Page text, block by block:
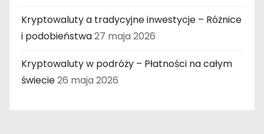
Kryptowaluty a tradycyjne inwestycje – Różnice
i podobieństwa27 maja 2026
Kryptowaluty w podróży – Płatności na całym
świecie26 maja 2026